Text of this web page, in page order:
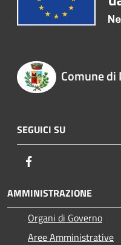
Comune
SEGUICI SU
AMMINISTRAZIONE
Organi di Governo
Aree Amministrative